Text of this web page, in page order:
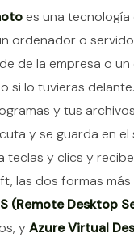
del artículo
es una
ordenador o
de la empresa o
si lo tuvieras
y tus
y se guarda en el
teclas y clics y recibe
las dos formas más
(Remote Desktop
yAzure Virtual